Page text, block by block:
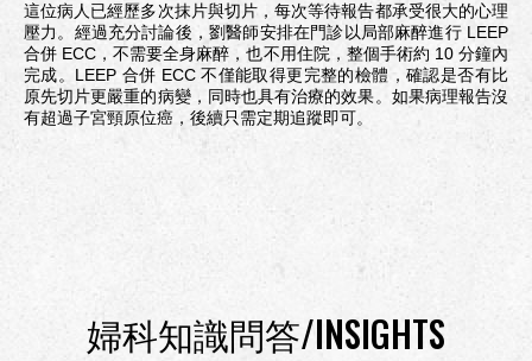
這位病人已經歷多次抹片與切片，每次等待報告都承受很大的心理
壓力。經過充分討論後，劉醫師安排在門診以局部麻醉進行 LEEP
合併 ECC，不需要全身麻醉，也不用住院，整個手術約 10 分鐘內
完成。LEEP 合併 ECC 不僅能取得更完整的檢體，確認是否有比
原先切片更嚴重的病變，同時也具有治療的效果。如果病理報告沒
有超過子宮頸原位癌，後續只需定期追蹤即可。
婦科知識問答/INSIGHTS